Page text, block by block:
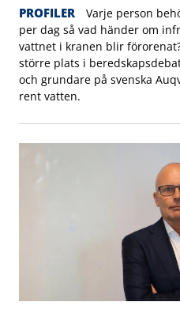
PROFILER
Varje person
per dag så vad händer om
vattnet i kranen blir
större plats i
och grundare på svenska
rent vatten.